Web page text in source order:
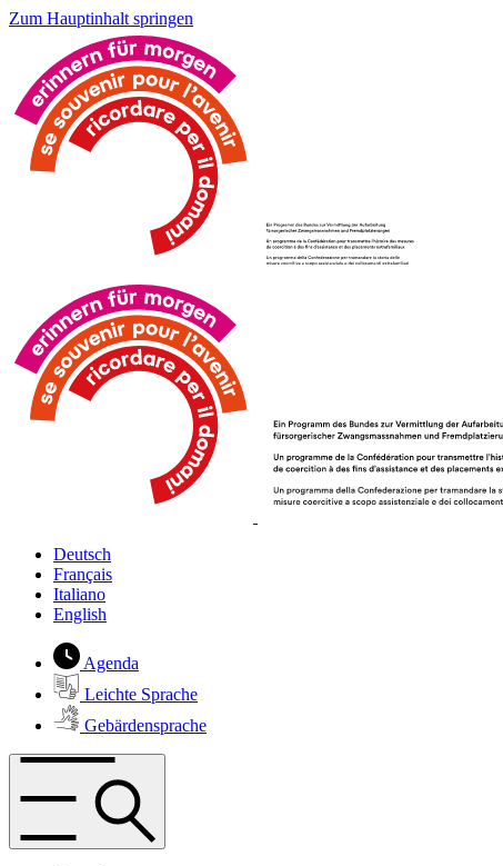
Zum Hauptinhalt springen
Deutsch
Français
Italiano
English
Agenda
Leichte Sprache
Gebärdensprache